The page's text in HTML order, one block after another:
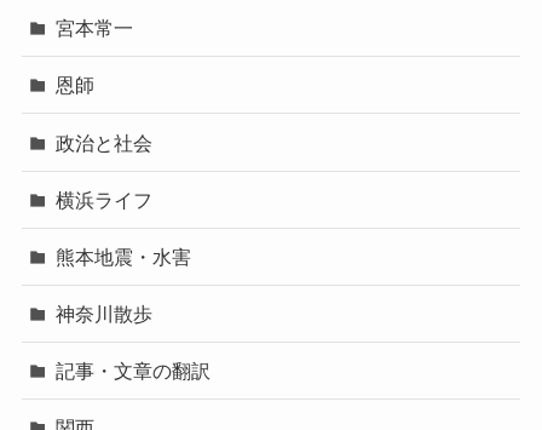
宮本常一
恩師
政治と社会
横浜ライフ
熊本地震・水害
神奈川散歩
記事・文章の翻訳